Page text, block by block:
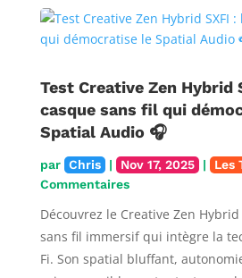
Test Creative Zen Hybrid
casque sans fil qui
Spatial Audio 🎧
par Chris | Nov 17, 2025 | Les
Commentaires
Découvrez le Creative Zen Hybrid
sans fil immersif qui intègre la
Fi. Son spatial bluffant,